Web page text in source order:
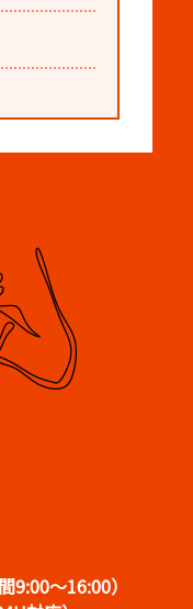
9:00～16:00）